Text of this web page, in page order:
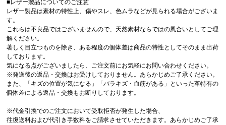
■レザー製品についてのご注意
レザー製品は素材の特性上、傷やスレ、色ムラなどが見られる場合がございま
す。
これらは不良品ではございませんので、天然素材ならではの風合いとしてご理
解ください。
著しく目立つものを除き、ある程度の個体差は商品の特性としてそのまま出荷
しております。
気になる点がございましたら、ご注文前にお気軽にお問い合わせください。
※発送後の返品・交換はお受けしておりません。あらかじめご了承ください。
また、「キズの位置が気になる」「バラキズ・血筋がある」といった革特有の
個体差による返品・交換もお断りしております。
※代金引換でのご注文において受取拒否が発生した場合、
往復送料および代引き手数料をご請求させていただきます。あらかじめご了承